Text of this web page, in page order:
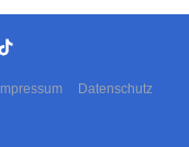
Impressum Datenschutz